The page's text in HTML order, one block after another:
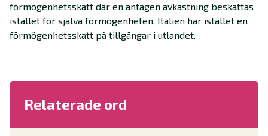
förmögenhetsskatt där en antagen avkastning beskattas
istället för själva förmögenheten. Italien har istället en
förmögenhetsskatt på tillgångar i utlandet.
Relaterade ord